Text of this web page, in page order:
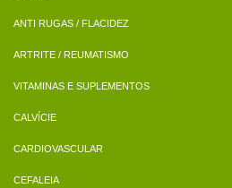
ANTI RUGAS / FLACIDEZ
ARTRITE / REUMATISMO
VITAMINAS E SUPLEMENTOS
CALVÍCIE
CARDIOVASCULAR
CEFALEIA